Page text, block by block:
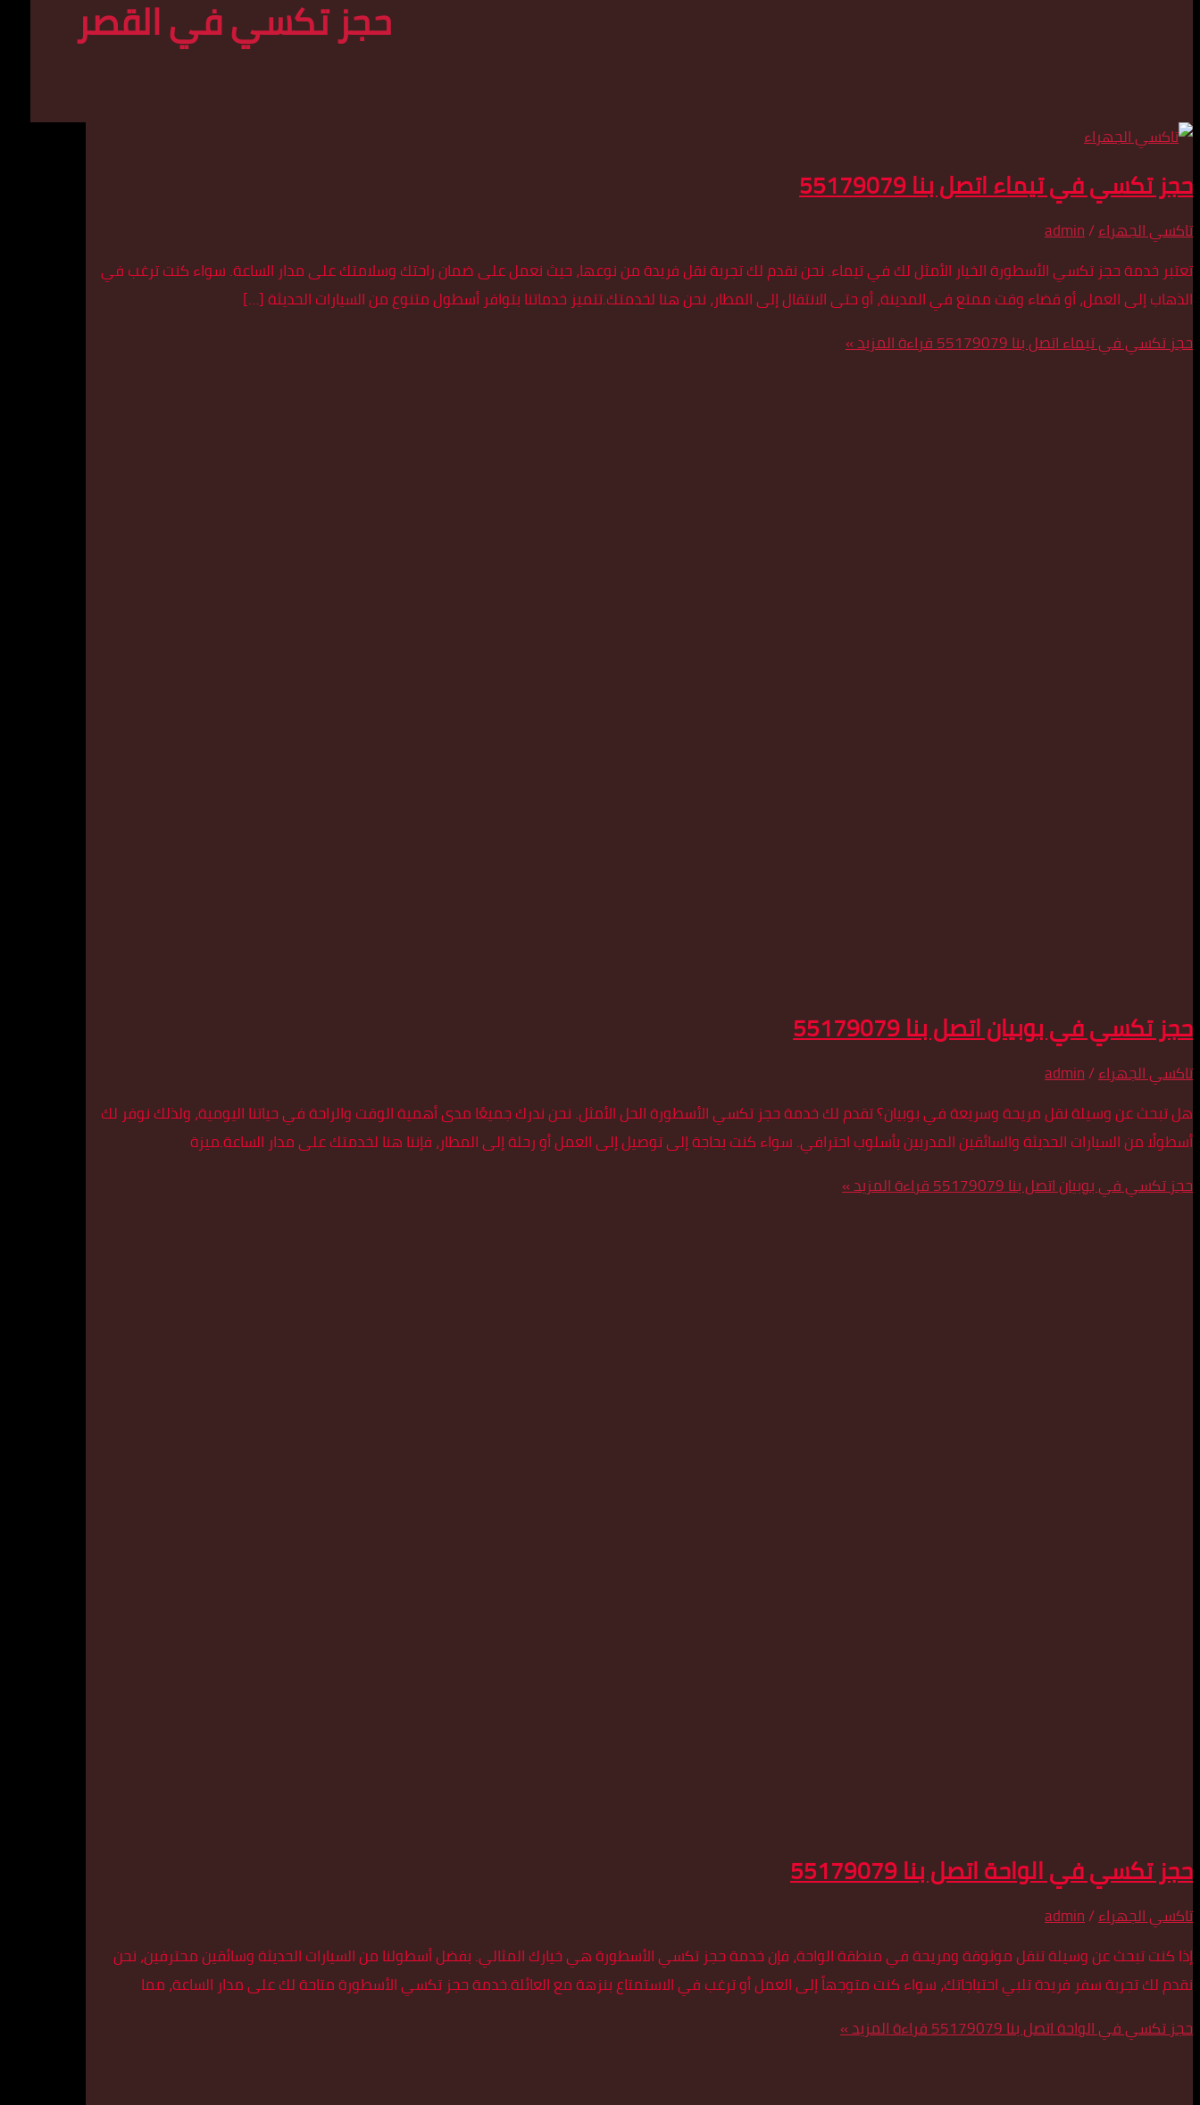
حجز تكسي في القصر
حجز تكسي في تيماء اتصل بنا 55179079
تاكسي الجهراء/
admin
تعتبر خدمة حجز تكسي الأسطورة الخيار الأمثل لك في تيماء. نحن نقدم لك تجربة نقل فريدة من نوعها، حيث نعمل على ضمان راحتك وسلامتك على مدار الساعة. سواء كنت ترغب في
الذهاب إلى العمل، أو قضاء وقت ممتع في المدينة، أو حتى الانتقال إلى المطار، نحن هنا لخدمتك.تتميز خدماتنا بتوافر أسطول متنوع من السيارات الحديثة […]
حجز تكسي في تيماء اتصل بنا 55179079
قراءة المزيد »
حجز تكسي في بوبيان اتصل بنا 55179079
تاكسي الجهراء/
admin
هل تبحث عن وسيلة نقل مريحة وسريعة في بوبيان؟ تقدم لك خدمة حجز تكسي الأسطورة الحل الأمثل. نحن ندرك جميعًا مدى أهمية الوقت والراحة في حياتنا اليومية، ولذلك نوفر لك
أسطولًا من السيارات الحديثة والسائقين المدربين بأسلوب احترافي. سواء كنت بحاجة إلى توصيل إلى العمل أو رحلة إلى المطار، فإننا هنا لخدمتك على مدار الساعة.ميزة
حجز تكسي في بوبيان اتصل بنا 55179079
قراءة المزيد »
حجز تكسي في الواحة اتصل بنا 55179079
تاكسي الجهراء/
admin
إذا كنت تبحث عن وسيلة تنقل موثوقة ومريحة في منطقة الواحة، فإن خدمة حجز تكسي الأسطورة هي خيارك المثالي. بفضل أسطولنا من السيارات الحديثة وسائقين محترفين، نحن
نقدم لك تجربة سفر فريدة تلبي احتياجاتك، سواء كنت متوجهاً إلى العمل أو ترغب في الاستمتاع بنزهة مع العائلة.خدمة حجز تكسي الأسطورة متاحة لك على مدار الساعة، مما
حجز تكسي في الواحة اتصل بنا 55179079
قراءة المزيد »